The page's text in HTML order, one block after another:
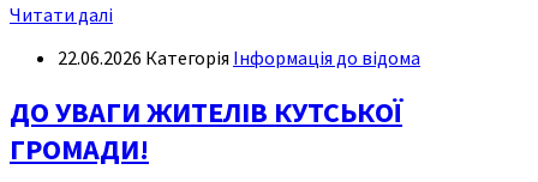
Читати далі
22.06.2026 Категорія Інформація до відома
ДО УВАГИ ЖИТЕЛІВ КУТСЬКОЇ
ГРОМАДИ!